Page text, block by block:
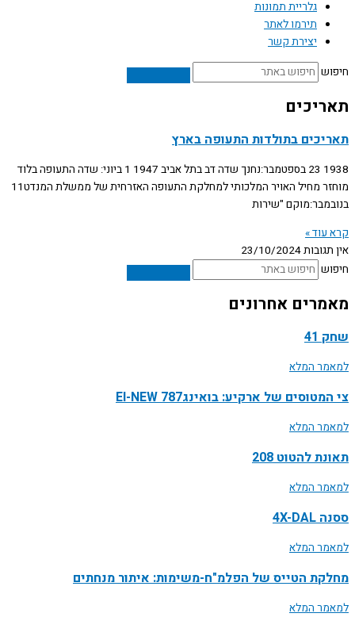
גלריית תמונות
תירמו לאתר
יצירת קשר
חיפוש
תאריכים
תאריכים בתולדות התעופה בארץ
1938 23 בספטמבר:נחנך שדה דב בתל אביב 1947 1 ביוני: שדה התעופה בלוד
מוחזר מחיל האויר המלכותי למחלקת התעופה האזרחית של ממשלת המנדט11
בנובמבר:מוקם "שירות
קרא עוד »
אין תגובות23/10/2024
חיפוש
מאמרים אחרונים
שחק 41
למאמר המלא
צי המטוסים של ארקיע: בואינג787 EI-NEW
למאמר המלא
תאונת להטוט 208
למאמר המלא
ססנה 4X-DAL
למאמר המלא
מחלקת הטייס של הפלמ"ח-משימות: איתור מנחתים
למאמר המלא